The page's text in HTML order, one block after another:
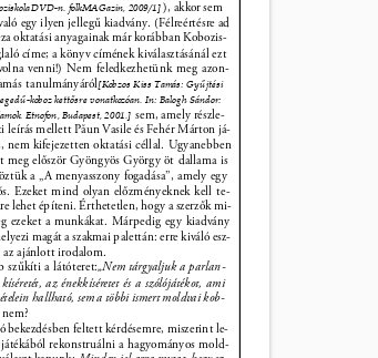
DVD-n. folkMAGazin, 2009/1] ), akkor sem
egy ilyen jellegű kiadvány. (Félreértésre ad
oktatási anyagainak már korábban Kobozis-
címe; a könyv címének kiválasztásánál ezt
venni!) Nem feledkezhetünk meg azon-
tanulmányáról [Kobzos Kiss Tamás: Gyűjtési
ű-koboz kettősre vonatkozóan. In: Balogh Sándor:
Etnofon, Budapest, 2001.] sem, amely részle-
leírás mellett Păun Vasile és Fehér Márton já-
nem kifejezetten oktatási céllal. Ugyanebben
meg először Gyöngyös György öt dallama is
a „A menyasszony fogadása”, amely egy
Ezeket mind olyan előzményeknek kell te-
lehet építeni. Érthetetlen, hogy a szerzők mi-
ezeket a munkákat. Márpedig egy kiadvány
magát a szakmai palettán: erre kiváló esz-
az ajánlott irodalom.
szűkíti a látóteret: „Nem tárgyaljuk a parlan-
az énekkíséretet és a szólójátékot, ami
hallható, sem a többi ismert moldvai kob-
bekezdésben feltett kérdésemre, miszerint le-
rekonstruálni a hagyományos mold-